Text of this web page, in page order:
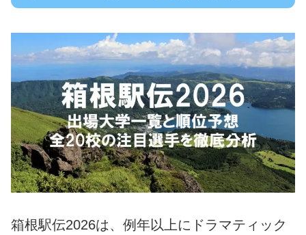
箱根駅伝2026は、例年以上にドラマティック